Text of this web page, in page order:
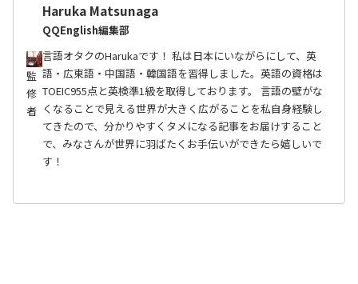
監
修
者
Haruka Matsunaga
QQEnglish編集部
言語オタクのHarukaです！ 私は日本にいながらにして、英
語・広東語・中国語・韓国語を習得しました。英語の資格は
TOEIC955点と英検準1級を取得しております。 言語の壁がな
くなることで見える世界が大きく広がることを私自身経験し
てきたので、分かりやすくタメになる記事をお届けすること
で、みなさんが世界に羽ばたくお手伝いができたら嬉しいで
す！